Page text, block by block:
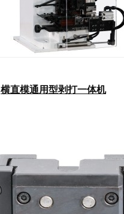
横直模通用型剥打一体机